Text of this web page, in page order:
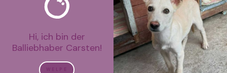
Hi, ich bin der
Balliebhaber Carsten!